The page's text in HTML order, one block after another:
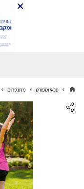
פנאי וספורט מתנפחים